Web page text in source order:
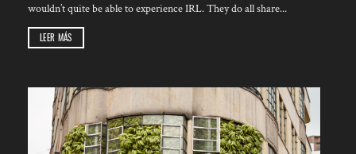
wouldn’t quite be able to experience IRL. They do all share...
LEER MÁS